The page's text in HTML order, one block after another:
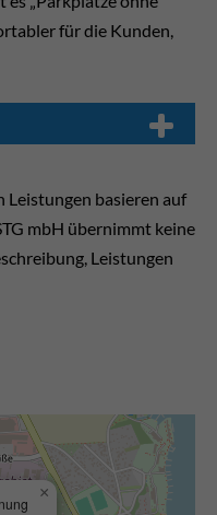
für die Kunden,
Leistungen basieren auf
mbH übernimmt keine
Leistungen
×